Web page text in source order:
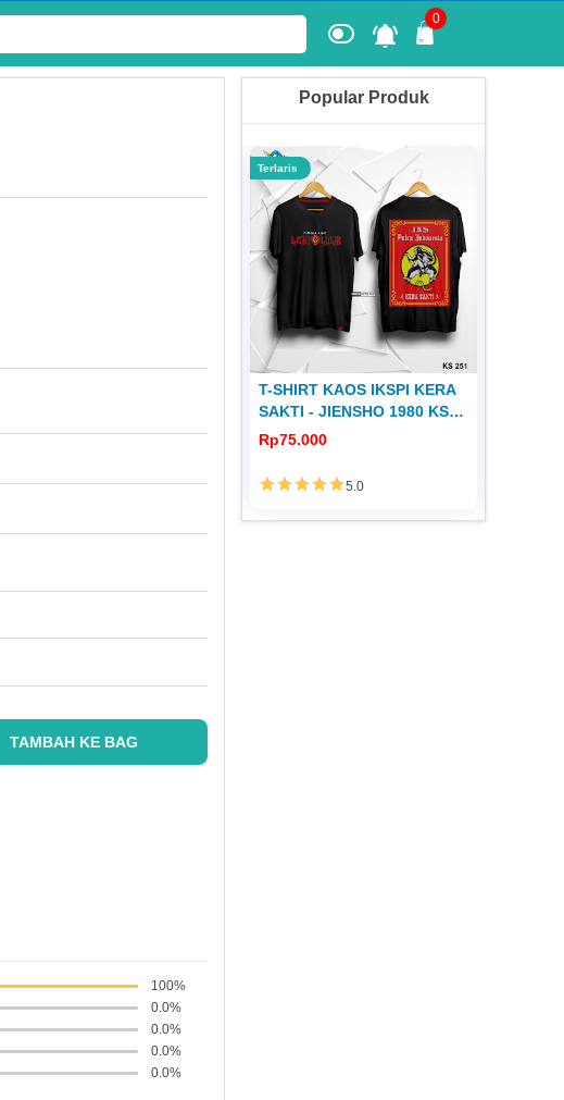
0
TAMBAH KE BAG
100%
0.0%
0.0%
0.0%
0.0%
Popular Produk
Rp65.000
5.0
Terlaris
T-SHIRT KAOS IKSPI KERA
SAKTI - JIENSHO 1980 KS
251
Rp75.000
5.0